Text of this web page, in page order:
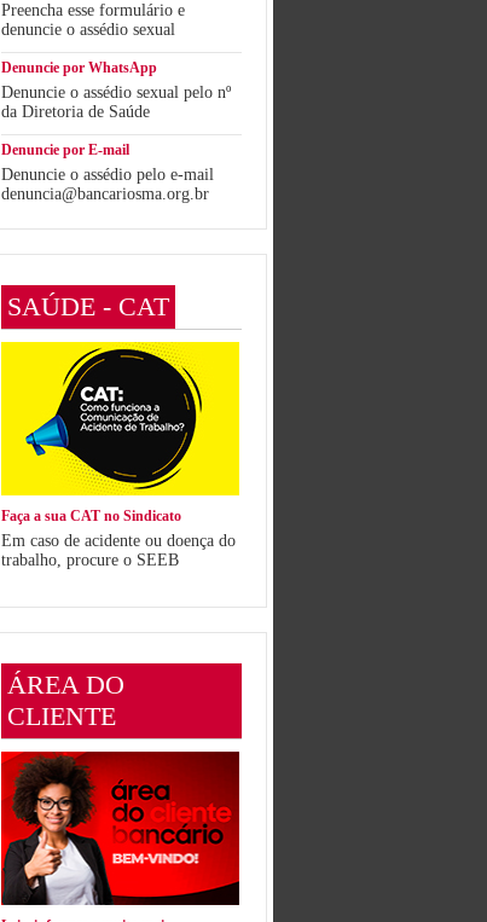
Preencha esse formulário e
denuncie o assédio sexual
Denuncie por WhatsApp
Denuncie o assédio sexual pelo nº
da Diretoria de Saúde
Denuncie por E-mail
Denuncie o assédio pelo e-mail
denuncia@bancariosma.org.br
SAÚDE - CAT
Faça a sua CAT no Sindicato
Em caso de acidente ou doença do
trabalho, procure o SEEB
ÁREA DO
CLIENTE